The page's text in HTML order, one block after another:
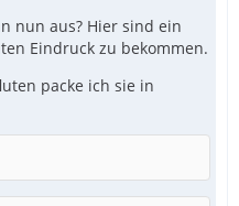
nun aus? Hier sind ein
Eindruck zu bekommen.
packe ich sie in